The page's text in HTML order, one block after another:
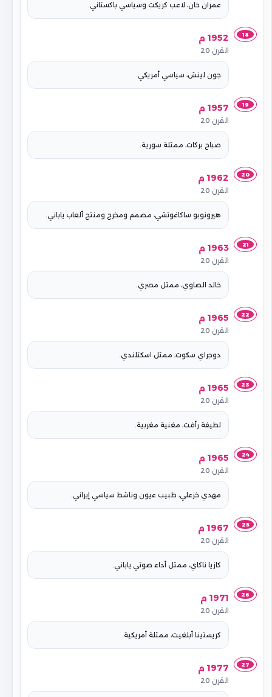
عمران خان، لاعب كريكت وسياسي باكستاني.
18 1952 م
القرن 20
جون لينش، سياسي أمريكي.
19 1957 م
القرن 20
صباح بركات، ممثلة سورية.
20 1962 م
القرن 20
هيرونوبو ساكاغوتشي، مصمم ومخرج ومنتج ألعاب ياباني.
21 1963 م
القرن 20
خالد الصاوي، ممثل مصري.
22 1965 م
القرن 20
دوجراي سكوت، ممثل اسكتلندي.
23 1965 م
القرن 20
لطيفة رأفت، مغنية مغربية.
24 1965 م
القرن 20
مهدي خزعلي، طبيب عيون وناشط سياسي إيراني.
25 1967 م
القرن 20
كازيا ناكاي، ممثل أداء صوتي ياباني.
26 1971 م
القرن 20
كريستينا أبلغيت، ممثلة أمريكية.
27 1977 م
القرن 20